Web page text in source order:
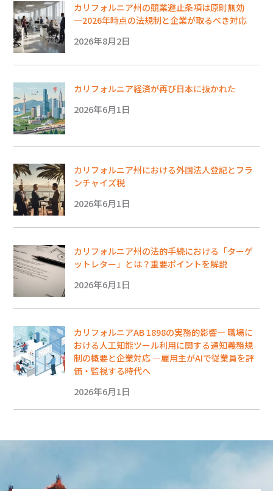
カリフォルニア州の競業避止条項は原則無効
―2026年時点の法規制と企業が取るべき対応
2026年8月2日
カリフォルニア経済が再び日本に抜かれた
2026年6月1日
カリフォルニア州における外国法人登記とフラ
ンチャイズ税
2026年6月1日
カリフォルニア州の法的手続における「ターゲ
ットレター」とは？重要ポイントを解説
2026年6月1日
カリフォルニアAB 1898の実務的影響― 職場に
おける人工知能ツール利用に関する通知義務規
制の概要と企業対応 ―雇用主がAIで従業員を評
価・監視する時代へ
2026年6月1日